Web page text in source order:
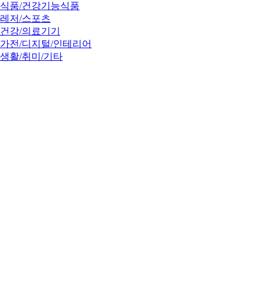
식품/건강기능식품
레저/스포츠
건강/의료기기
가전/디지털/인테리어
생활/취미/기타